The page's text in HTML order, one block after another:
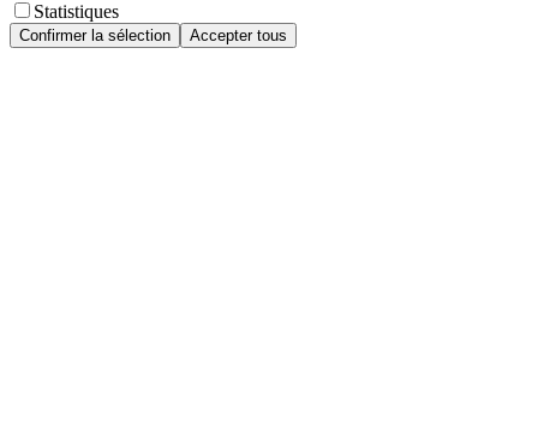
Statistiques
Confirmer la sélection Accepter tous